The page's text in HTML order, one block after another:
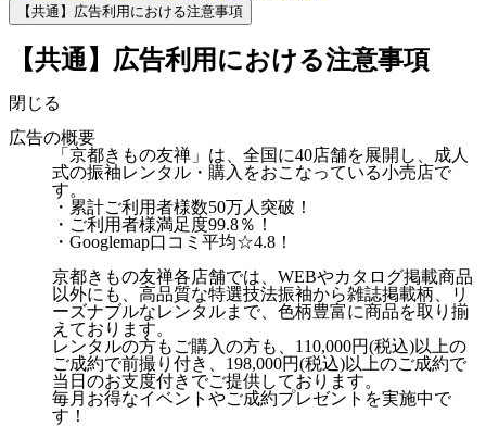
【共通】広告利用における注意事項
【共通】広告利用における注意事項
閉じる
広告の概要
「京都きもの友禅」は、全国に40店舗を展開し、成人
式の振袖レンタル・購入をおこなっている小売店で
す。
・累計ご利用者様数50万人突破！
・ご利用者様満足度99.8％！
・Googlemap口コミ平均☆4.8！
京都きもの友禅各店舗では、WEBやカタログ掲載商品
以外にも、高品質な特選技法振袖から雑誌掲載柄、リ
ーズナブルなレンタルまで、色柄豊富に商品を取り揃
えております。
レンタルの方もご購入の方も、110,000円(税込)以上の
ご成約で前撮り付き、198,000円(税込)以上のご成約で
当日のお支度付きでご提供しております。
毎月お得なイベントやご成約プレゼントを実施中で
す！